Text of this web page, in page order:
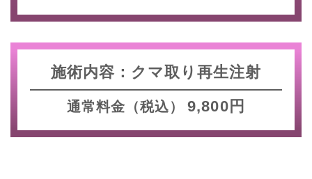
施術内容：クマ取り再生注射
通常料金（税込） 9,800円